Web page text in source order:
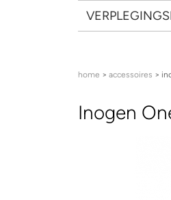
U bent hier
home > accessoires >
Inogen